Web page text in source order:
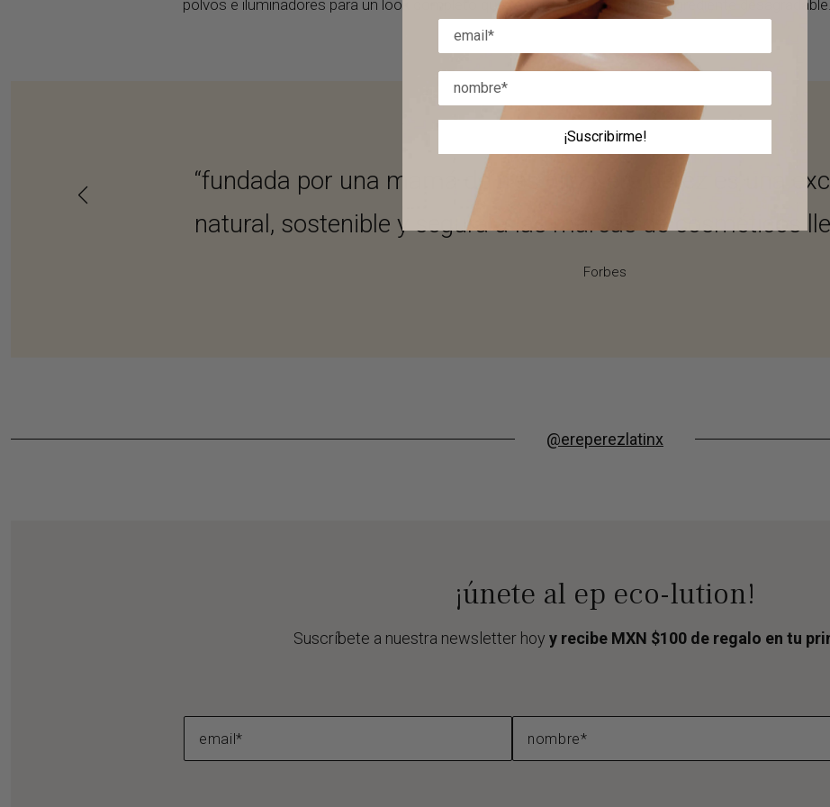
polvos e iluminadores para un look completo que te hará brillar sin ningún ingrediente
“fundada por una mamá de tres hijos, ere perez es una
natural, sostenible y segura a las marcas de cosméticos
Forbes
@ereperezlatinx
¡únete al ep eco-lution!
Suscríbete a nuestra newsletter hoy y recibe MXN $100 de regalo en tu
¡Suscribirme!